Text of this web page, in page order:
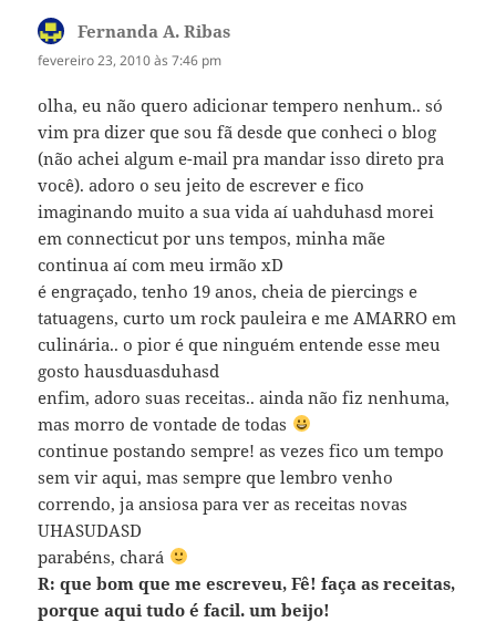
Fernanda A. Ribas
fevereiro 23, 2010 às 7:46 pm
olha, eu não quero adicionar tempero nenhum.. só
vim pra dizer que sou fã desde que conheci o blog
(não achei algum e-mail pra mandar isso direto pra
você). adoro o seu jeito de escrever e fico
imaginando muito a sua vida aí uahduhasd morei
em connecticut por uns tempos, minha mãe
continua aí com meu irmão xD
é engraçado, tenho 19 anos, cheia de piercings e
tatuagens, curto um rock pauleira e me AMARRO em
culinária.. o pior é que ninguém entende esse meu
gosto hausduasduhasd
enfim, adoro suas receitas.. ainda não fiz nenhuma,
mas morro de vontade de todas
continue postando sempre! as vezes fico um tempo
sem vir aqui, mas sempre que lembro venho
correndo, ja ansiosa para ver as receitas novas
UHASUDASD
parabéns, chará
R: que bom que me escreveu, Fê! faça as receitas,
porque aqui tudo é facil. um beijo!